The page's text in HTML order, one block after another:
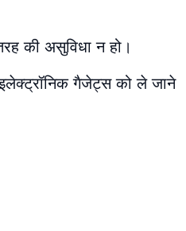
की असुविधा न हो।
इलेक्ट्रॉनिक गैजेट्स को ले जाने